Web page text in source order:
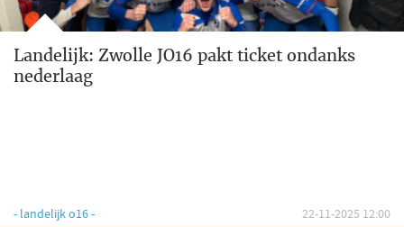
Landelijk: Zwolle JO16 pakt ticket ondanks
nederlaag
- landelijk o16 - 22-11-2025 12:00